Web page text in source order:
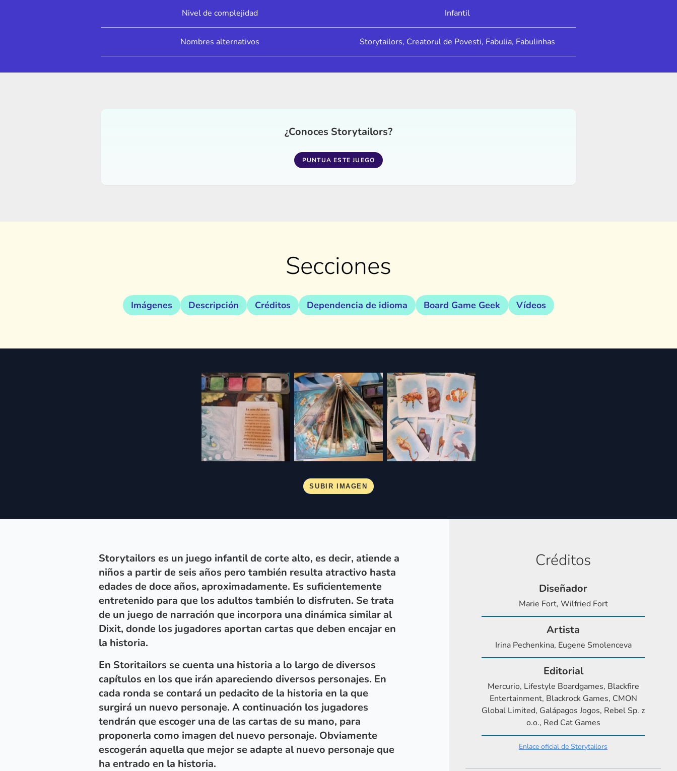
Nivel de complejidad Infantil
Nombres alternativos Storytailors, Creatorul de Povesti, Fabulia, Fabulinhas
¿Conoces Storytailors?
PUNTUA ESTE JUEGO
Secciones
Imágenes Descripción Créditos Dependencia de idioma Board Game Geek Vídeos
Storytailors es un juego infantil de corte alto, es decir, atiende a
niños a partir de seis años pero también resulta atractivo hasta
edades de doce años, aproximadamente. Es suficientemente
entretenido para que los adultos también lo disfruten. Se trata
de un juego de narración que incorpora una dinámica similar al
Dixit, donde los jugadores aportan cartas que deben encajar en
la historia.
En Storitailors se cuenta una historia a lo largo de diversos
capítulos en los que irán apareciendo diversos personajes. En
cada ronda se contará un pedacito de la historia en la que
surgirá un nuevo personaje. A continuación los jugadores
tendrán que escoger una de las cartas de su mano, para
proponerla como imagen del nuevo personaje. Obviamente
escogerán aquella que mejor se adapte al nuevo personaje que
ha entrado en la historia.
Créditos
Diseñador
Marie Fort, Wilfried Fort
Artista
Irina Pechenkina, Eugene Smolenceva
Editorial
Mercurio, Lifestyle Boardgames, Blackfire
Entertainment, Blackrock Games, CMON
Global Limited, Galápagos Jogos, Rebel Sp. z
o.o., Red Cat Games
Enlace oficial de Storytailors